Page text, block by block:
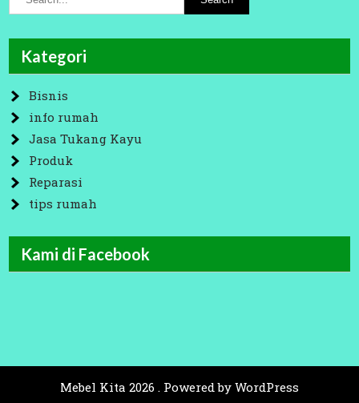
Kategori
Bisnis
info rumah
Jasa Tukang Kayu
Produk
Reparasi
tips rumah
Kami di Facebook
Mebel Kita 2026 . Powered by WordPress